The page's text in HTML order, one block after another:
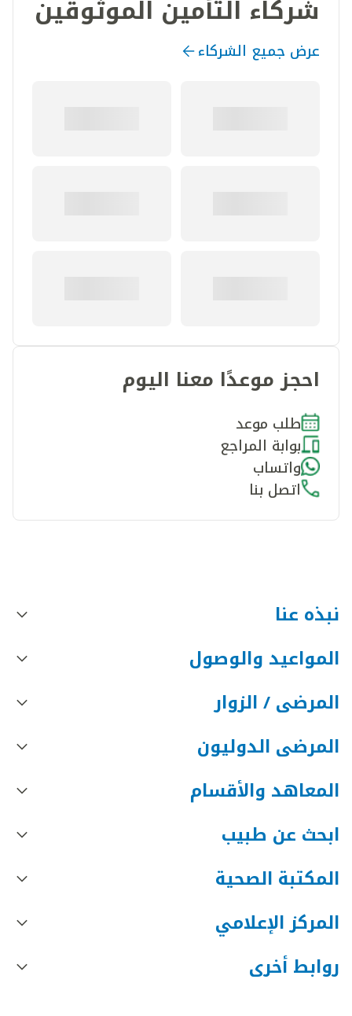
شركاء التأمين الموثوقين
عرض جميع الشركاء
احجز موعدًا معنا اليوم
طلب موعد
بوابة المراجع
واتساب
اتصل بنا
نبذه عنا
المواعيد والوصول
المرضى / الزوار
المرضى الدوليون
المعاهد والأقسام
ابحث عن طبيب
المكتبة الصحية
المركز الإعلامي
روابط أخرى